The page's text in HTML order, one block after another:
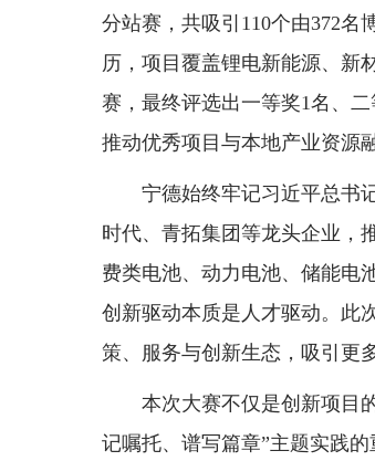
分站赛，共吸引110个由372
历，项目覆盖锂电新能源、新
赛，最终评选出一等奖1名、
推动优秀项目与本地产业资源
宁德始终牢记习近平总书
时代、青拓集团等龙头企业，
费类电池、动力电池、储能电
创新驱动本质是人才驱动。此
策、服务与创新生态，吸引更
本次大赛不仅是创新项目
记嘱托、谱写篇章”主题实践